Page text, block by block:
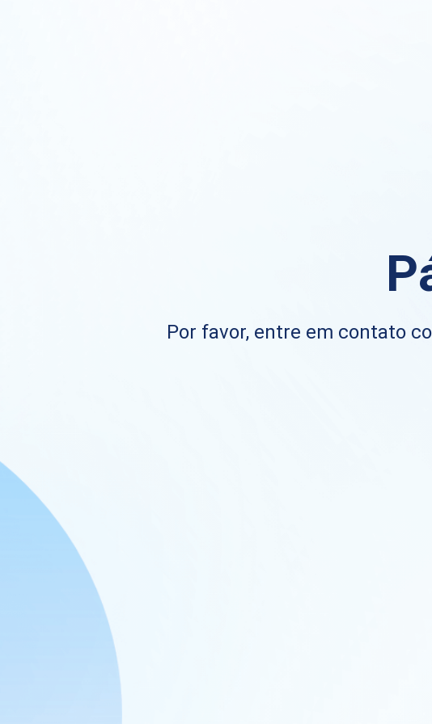
Por favor, entre em contato